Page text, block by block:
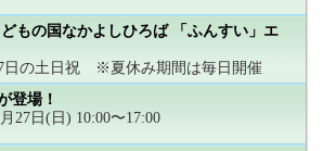
もの国なかよしひろば 「ふんすい」エ
日の土日祝 ※夏休み期間は毎日開催
登場！
27日(日) 10:00〜17:00